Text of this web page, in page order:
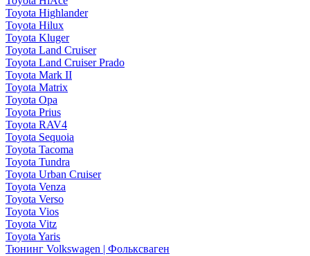
Toyota Highlander
Toyota Hilux
Toyota Kluger
Toyota Land Cruiser
Toyota Land Cruiser Prado
Toyota Mark II
Toyota Matrix
Toyota Opa
Toyota Prius
Toyota RAV4
Toyota Sequoia
Toyota Tacoma
Toyota Tundra
Toyota Urban Cruiser
Toyota Venza
Toyota Verso
Toyota Vios
Toyota Vitz
Toyota Yaris
Тюнинг Volkswagen | Фольксваген